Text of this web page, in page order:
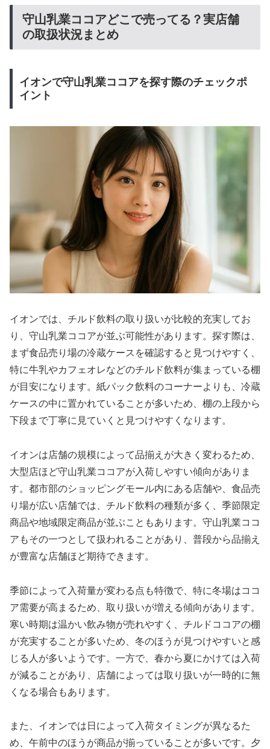
守山乳業ココアどこで売ってる？実店舗
の取扱状況まとめ
イオンで守山乳業ココアを探す際のチェックポ
イント
イオンでは、チルド飲料の取り扱いが比較的充実してお
り、守山乳業ココアが並ぶ可能性があります。探す際は、
まず食品売り場の冷蔵ケースを確認すると見つけやすく、
特に牛乳やカフェオレなどのチルド飲料が集まっている棚
が目安になります。紙パック飲料のコーナーよりも、冷蔵
ケースの中に置かれていることが多いため、棚の上段から
下段まで丁寧に見ていくと見つけやすくなります。
イオンは店舗の規模によって品揃えが大きく変わるため、
大型店ほど守山乳業ココアが入荷しやすい傾向がありま
す。都市部のショッピングモール内にある店舗や、食品売
り場が広い店舗では、チルド飲料の種類が多く、季節限定
商品や地域限定商品が並ぶこともあります。守山乳業ココ
アもその一つとして扱われることがあり、普段から品揃え
が豊富な店舗ほど期待できます。
季節によって入荷量が変わる点も特徴で、特に冬場はココ
ア需要が高まるため、取り扱いが増える傾向があります。
寒い時期は温かい飲み物が売れやすく、チルドココアの棚
が充実することが多いため、冬のほうが見つけやすいと感
じる人が多いようです。一方で、春から夏にかけては入荷
が減ることがあり、店舗によっては取り扱いが一時的に無
くなる場合もあります。
また、イオンでは日によって入荷タイミングが異なるた
め、午前中のほうが商品が揃っていることが多いです。夕